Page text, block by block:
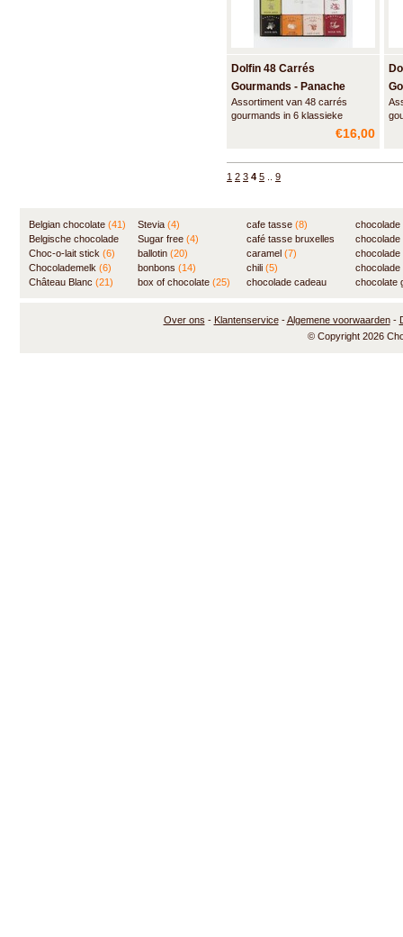
Dolfin 48 Carrés
Gourmands - Panache
Assortiment van 48 carrés
gourmands in 6 klassieke
smaakvariaties: Melk chocolade
/ Pure chocolade met gekonfijte
€16,00
1 2 3 4 5 9
Belgian chocolate (41)
Belgische chocolade
(84)
Choc-o-lait stick (6)
Chocolademelk (6)
Château Blanc (21)
Stevia (4)
Sugar free (4)
ballotin (20)
bonbons (14)
box of chocolate (25)
cafe tasse (8)
café tasse bruxelles
(8)
caramel (7)
chili (5)
chocolade cadeau
(7)
chocolate
Over ons - Klantenservice-Algemene voorwaarden-
© Copyright 2026